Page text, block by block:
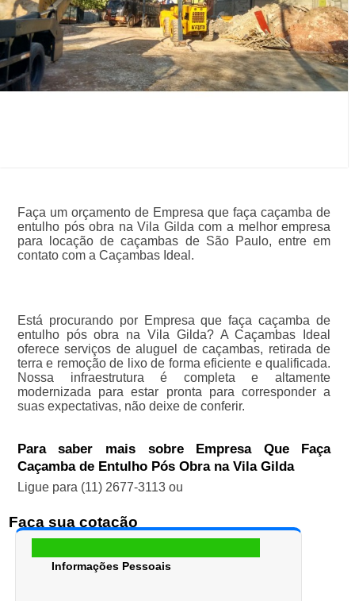
Faça um orçamento de Empresa que faça caçamba de
entulho pós obra na Vila Gilda com a melhor empresa
para locação de caçambas de São Paulo, entre em
contato com a Caçambas Ideal.
Está procurando por Empresa que faça caçamba de
entulho pós obra na Vila Gilda? A Caçambas Ideal
oferece serviços de aluguel de caçambas, retirada de
terra e remoção de lixo de forma eficiente e qualificada.
Nossa infraestrutura é completa e altamente
modernizada para estar pronta para corresponder a
suas expectativas, não deixe de conferir.
Para saber mais sobre Empresa Que Faça
Caçamba de Entulho Pós Obra na Vila Gilda
Ligue para (11) 2677-3113ou
Faça sua cotação
Informações Pessoais